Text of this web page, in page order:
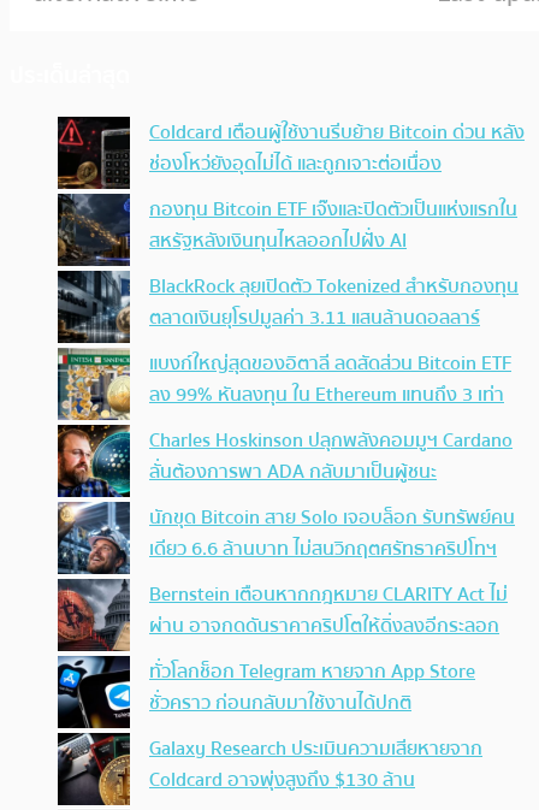
Coldcard เตือนผู้ใช้งานรีบย้าย Bitcoin ด่วน หลัง
ช่องโหว่ยังอุดไม่ได้ และถูกเจาะต่อเนื่อง
กองทุน Bitcoin ETF เจ๊งและปิดตัวเป็นแห่งแรกใน
สหรัฐหลังเงินทุนไหลออกไปฝั่ง AI
BlackRock ลุยเปิดตัว Tokenized สำหรับกองทุน
ตลาดเงินยุโรปมูลค่า 3.11 แสนล้านดอลลาร์
แบงก์ใหญ่สุดของอิตาลี ลดสัดส่วน Bitcoin ETF
ลง 99% หันลงทุน ใน Ethereum แทนถึง 3 เท่า
Charles Hoskinson ปลุกพลังคอมมูฯ Cardano
ลั่นต้องการพา ADA กลับมาเป็นผู้ชนะ
นักขุด Bitcoin สาย Solo เจอบล็อก รับทรัพย์คน
เดียว 6.6 ล้านบาท ไม่สนวิกฤตศรัทธาคริปโทฯ
Bernstein เตือนหากกฎหมาย CLARITY Act ไม่
ผ่าน อาจกดดันราคาคริปโตให้ดิ่งลงอีกระลอก
ทั่วโลกช็อก Telegram หายจาก App Store
ชั่วคราว ก่อนกลับมาใช้งานได้ปกติ
Galaxy Research ประเมินความเสียหายจาก
Coldcard อาจพุ่งสูงถึง $130 ล้าน